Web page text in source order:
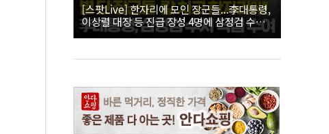
[스팟Live] 한자리에 모인 장군들...李대통령,
이상렬 대장 등 진급 장성 4명에 삼정검 수치
직접 수여｜26.08.07 장성 진급·삼정검 수치